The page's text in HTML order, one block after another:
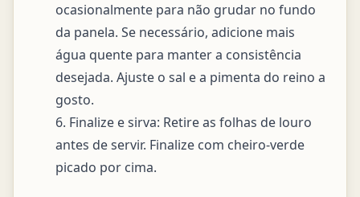
ocasionalmente para não grudar no fundo
da panela. Se necessário, adicione mais
água quente para manter a consistência
desejada. Ajuste o sal e a pimenta do reino a
gosto.
6. Finalize e sirva: Retire as folhas de louro
antes de servir. Finalize com cheiro-verde
picado por cima.